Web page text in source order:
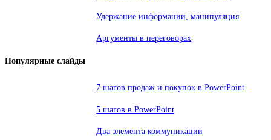
Удержание информации, манипуляция
Аргументы в переговорах
Популярные слайды
7 шагов продаж и покупок в PowerPoint
5 шагов в PowerPoint
Два элемента коммуникации